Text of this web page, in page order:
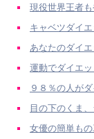
現役世界王者
キャベツダイ
あなたのダイ
運動でダイエ
９８％の人が
目の下のくま
女優の簡単も